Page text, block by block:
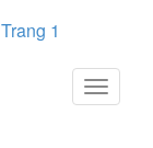
Toggle